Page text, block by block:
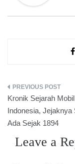
Post
navigation
Kronik Sejarah
Indonesia, Jejaknya
Ada Sejak 1894
Leave a